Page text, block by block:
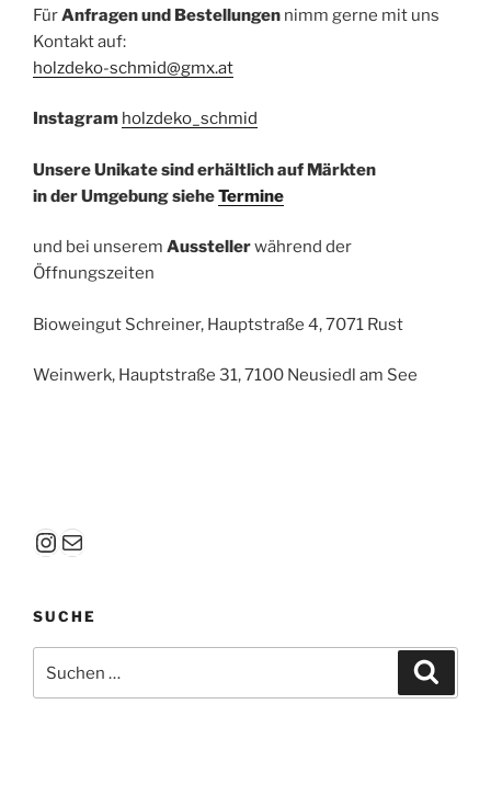
FürAnfragen und Bestellungen nimm gerne mit uns
Kontakt auf:
holzdeko-schmid@gmx.at
Instagram holzdeko_schmid
Unsere Unikate sind erhältlich auf Märkten
in der Umgebung sieheTermine
und bei unserem Ausstellerwährend der
Öffnungszeiten
Bioweingut Schreiner, Hauptstraße 4, 7071 Rust
Weinwerk, Hauptstraße 31, 7100 Neusiedl am See
Instagram
E-Mail
SUCHE
nach: